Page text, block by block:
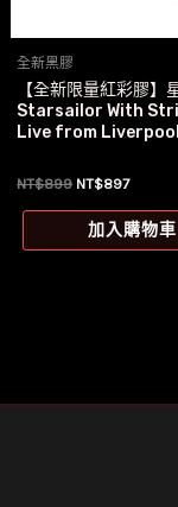
全新黑膠
【全新限量紅彩膠】
Starsailor With
Live from Liverpool
NT$899 原
價
格：
NT$897目
價
格：
加入購物車